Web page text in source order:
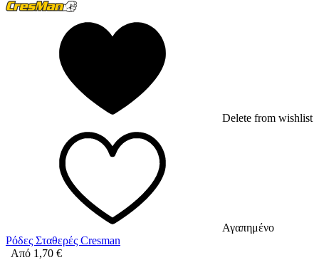
Delete from wishlist
Αγαπημένο
Ρόδες Σταθερές Cresman
Από 1,70 €